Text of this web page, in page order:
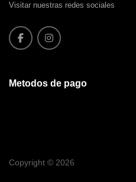
Visitar nuestras redes sociales
Metodos de pago
Copyright © 2026